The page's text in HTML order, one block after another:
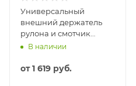
Универсальный
внешний держатель
рулона и смотчик
этикеток BSMART BS-V5
В наличии
от1 619 руб.